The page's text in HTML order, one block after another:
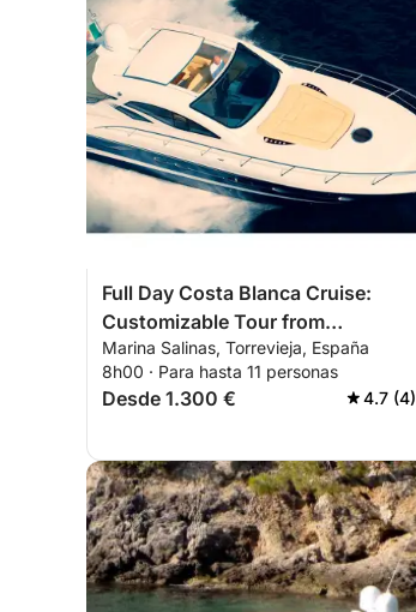
Full Day Costa Blanca Cruise:
Customizable Tour from
Torrevieja to La Manga and
Tabarca
Marina Salinas, Torrevieja, España
8h00 · Para hasta 11 personas
Desde 1.300 € 4.7 (4)